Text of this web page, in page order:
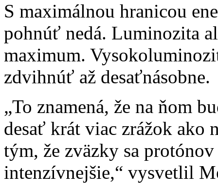
S maximálnou hranicou
pohnúť nedá. Luminozita
maximum.
zdvihnúť až desaťnásobne.
„To znamená, že na ňom
desať krát viac zrážok ako
tým, že zväzky sa
intenzívnejšie,“ vysvetlil